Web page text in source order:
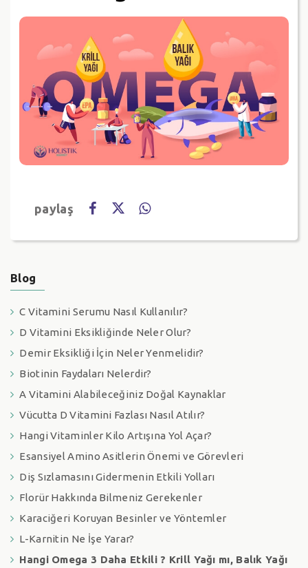
paylaş
Blog
C Vitamini Serumu Nasıl Kullanılır?
D Vitamini Eksikliğinde Neler Olur?
Demir Eksikliği İçin Neler Yenmelidir?
Biotinin Faydaları Nelerdir?
A Vitamini Alabileceğiniz Doğal Kaynaklar
Vücutta D Vitamini Fazlası Nasıl Atılır?
Hangi Vitaminler Kilo Artışına Yol Açar?
Esansiyel Amino Asitlerin Önemi ve Görevleri
Diş Sızlamasını Gidermenin Etkili Yolları
Florür Hakkında Bilmeniz Gerekenler
Karaciğeri Koruyan Besinler ve Yöntemler
L-Karnitin Ne İşe Yarar?
Hangi Omega 3 Daha Etkili ? Krill Yağı mı, Balık Yağı